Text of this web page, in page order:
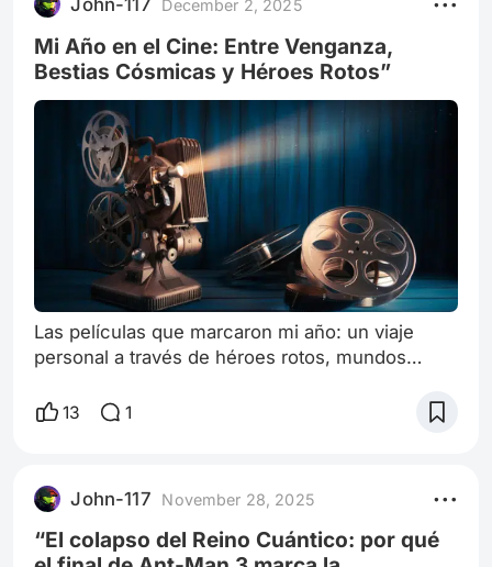
murmuró algo que ninguno quería pronunciar: —
Esto… esto no es magia. Es una inteligencia
artificial v
John-117 December 2, 2025
Mi Año en el Cine: Entre Venganza,
Bestias Cósmicas y Héroes Rotos”
Las películas que marcaron mi año: un viaje
personal a través de héroes rotos, mundos
Ballerina • Predator: Badlands (2025) • Cómo
siempre busco, pero que cuando aparece me
transforma: historias donde los héroes no nacen
invencibles, sino quebrados; figuras que
avanzan
13 1
John-117 November 28, 2025
“El colapso del Reino Cuántico: por qué